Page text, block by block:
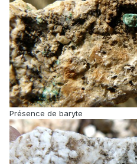
Présence de baryte